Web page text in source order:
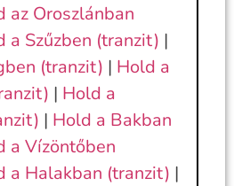
az Oroszlánban
a Szűzben (tranzit) |
(tranzit) | Hold a
| Hold a
| Hold a Bakban
a Vízöntőben
a Halakban (tranzit) |